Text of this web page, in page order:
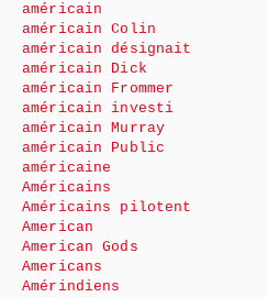
américain
américain Colin
américain désignait
américain Dick
américain Frommer
américain investi
américain Murray
américain Public
américaine
Américains
Américains pilotent
American
American Gods
Americans
Amérindiens